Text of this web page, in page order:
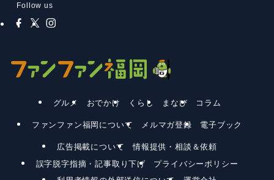
Follow us
グルメ おでかけ くらし まなび コラム
ファンファン福岡について メルマガ登録 電子ブック
広告掲載について
情報提供・相談＆依頼
誤字脱字指摘・記事取り下げ
プライバシーポリシー